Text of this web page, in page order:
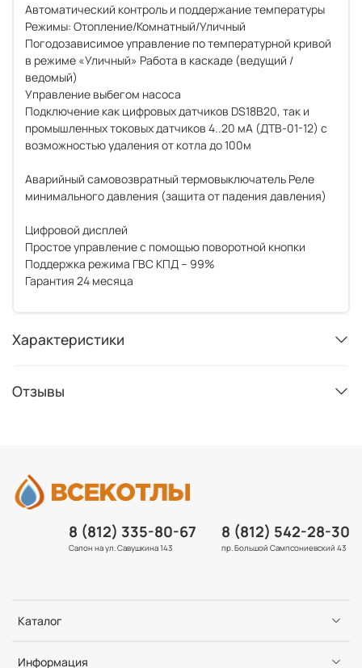
Автоматический контроль и поддержание температуры
Режимы: Отопление/Комнатный/Уличный
Погодозависимое управление по температурной кривой
в режиме «Уличный» Работа в каскаде (ведущий /
ведомый)
Управление выбегом насоса
Подключение как цифровых датчиков DS18B20, так и
промышленных токовых датчиков 4..20 мА (ДТВ-01-12) с
возможностью удаления от котла до 100м
Аварийный самовозвратный термовыключатель Реле
минимального давления (защита от падения давления)
Цифровой дисплей
Простое управление с помощью поворотной кнопки
Поддержка режима ГВС КПД – 99%
Гарантия 24 месяца
Характеристики
Отзывы
Каталог
Информация
8 (812) 335-80-67
Салон на ул. Савушкина 143
8 (812) 542-28-30
пр. Большой Сампсониевский 43